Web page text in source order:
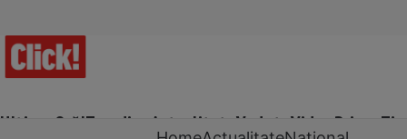
Ultima Oră!Trending Actualitate Vedete Video Prime Time